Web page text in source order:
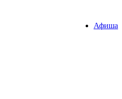
Афиша